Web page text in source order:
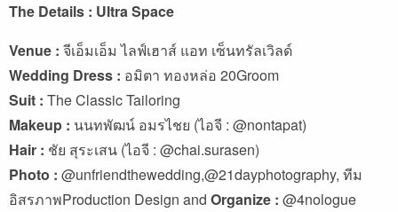
The Details : Ultra Space
Venue : จีเอ็มเอ็ม ไลฟ์เฮาส์ แอท เซ็นทรัลเวิลด์
Wedding Dress : อมิตา ทองหล่อ 20Groom
Suit : The Classic Tailoring
Makeup : นนทพัฒน์ อมรไชย (ไอจี : @nontapat)
Hair : ชัย สุระเสน (ไอจี : @chai.surasen)
Photo : @unfriendthewedding,@21dayphotography, ทีม
อิสรภาพProduction Design and Organize : @4nologue